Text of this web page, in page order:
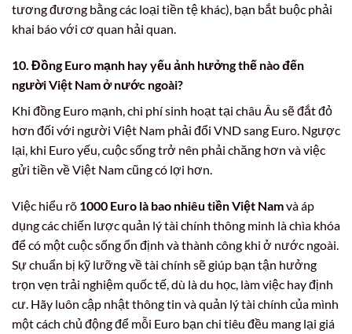
tương đương bằng các loại tiền tệ khác), bạn bắt buộc phải
khai báo với cơ quan hải quan.
10. Đồng Euro mạnh hay yếu ảnh hưởng thế nào đến
người Việt Nam ở nước ngoài?
Khi đồng Euro mạnh, chi phí sinh hoạt tại châu Âu sẽ đắt đỏ
hơn đối với người Việt Nam phải đổi VND sang Euro. Ngược
lại, khi Euro yếu, cuộc sống trở nên phải chăng hơn và việc
gửi tiền về Việt Nam cũng có lợi hơn.
Việc hiểu rõ 1000 Euro là bao nhiêu tiền Việt Namvà áp
dụng các chiến lược quản lý tài chính thông minh là chìa khóa
để có một cuộc sống ổn định và thành công khi ở nước ngoài.
Sự chuẩn bị kỹ lưỡng về tài chính sẽ giúp bạn tận hưởng
trọn vẹn trải nghiệm quốc tế, dù là du học, làm việc hay định
cư. Hãy luôn cập nhật thông tin và quản lý tài chính của mình
một cách chủ động để mỗi Euro bạn chi tiêu đều mang lại giá